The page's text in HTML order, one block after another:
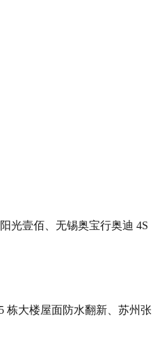
光壹佰、无锡奥宝行奥迪 4S
栋大楼屋面防水翻新、苏州张